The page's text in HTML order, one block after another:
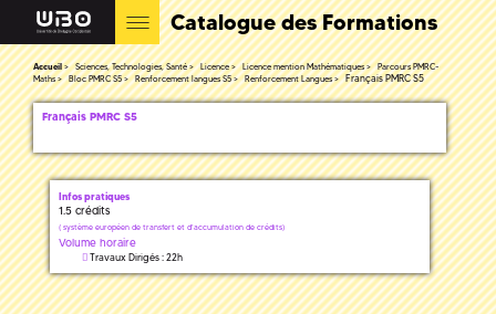
Catalogue des Formations
Accueil Sciences, Technologies, Santé Licence Licence mention Mathématiques
Parcours PMRC-
Maths
Bloc PMRC S5 Renforcement langues S5 Renforcement Langues Français PMRC S5
Français PMRC S5
Infos pratiques
1.5 crédits
( système européen de transfert et d'accumulation de crédits)
Volume horaire
Travaux Dirigés : 22h